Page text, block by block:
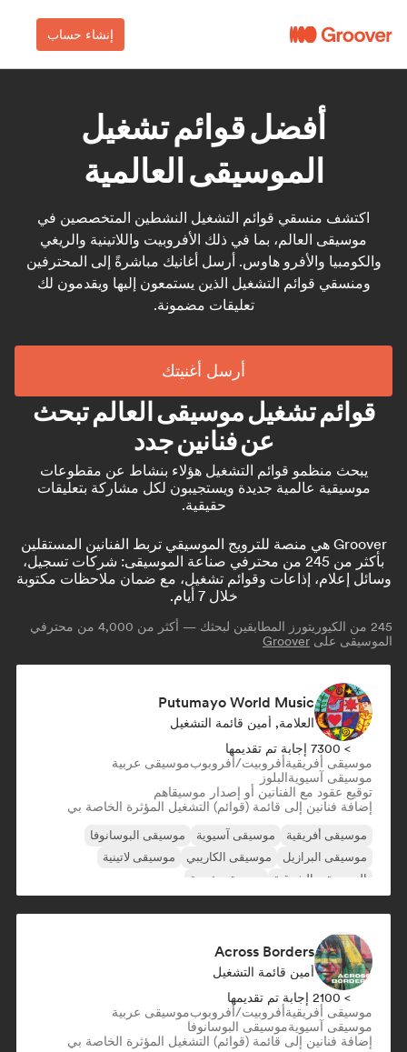
إنشاء حساب
أفضل قوائم تشغيل
الموسيقى العالمية
اكتشف منسقي قوائم التشغيل النشطين المتخصصين في
موسيقى العالم، بما في ذلك الأفروبيت واللاتينية والريغي
والكومبيا والأفرو هاوس. أرسل أغانيك مباشرةً إلى المحترفين
ومنسقي قوائم التشغيل الذين يستمعون إليها ويقدمون لك
تعليقات مضمونة.
أرسل أغنيتك
قوائم تشغيل موسيقى العالم تبحث
عن فنانين جدد
يبحث منظمو قوائم التشغيل هؤلاء بنشاط عن مقطوعات
موسيقية عالمية جديدة ويستجيبون لكل مشاركة بتعليقات
حقيقية.
Groover هي منصة للترويج الموسيقي تربط الفنانين المستقلين
بأكثر من 245 من محترفي صناعة الموسيقى: شركات تسجيل،
وسائل إعلام، إذاعات وقوائم تشغيل، مع ضمان ملاحظات مكتوبة
خلال 7 أيام.
245
من الكيوريتورز المطابقين لبحثك — أكثر من 4,000 من محترفي
الموسيقى على Groover
Putumayo World Music
العلامة, أمين قائمة التشغيل
> 7300 إجابة تم تقديمها
موسيقى أفريقيةأفروبيت/أفروبوبموسيقى عربية
موسيقى آسيويةالبلوز
توقيع عقود مع الفنانين أو إصدار موسيقاهم
إضافة فنانين إلى قائمة (قوائم) التشغيل المؤثرة الخاصة بي
موسيقى أفريقية موسيقى آسيوية
موسيقى البوسانوفا
موسيقى البرازيل
موسيقى الكاريبي
موسيقى لاتينية
الموسيقى الشرقية
موسيقى عربية
Across Borders
أمين قائمة التشغيل
> 2100 إجابة تم تقديمها
موسيقى أفريقيةأفروبيت/أفروبوبموسيقى عربية
موسيقى آسيويةموسيقى البوسانوفا
إضافة فنانين إلى قائمة (قوائم) التشغيل المؤثرة الخاصة بي